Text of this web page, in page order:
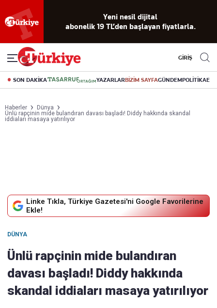
okuma
deneyimi
dijital arşiv
Akıllı haber
asistanı
Eski gazeteleri
indirme
canlı soru
cevap
GİRİŞ
SON DAKİKA YAZARLARBİZİM SAYFAGÜNDEMPOLİTİKA
Haberler
Dünya
Ünlü rapçinin mide bulandıran davası başladı! Diddy hakkında skandal
iddiaları masaya yatırılıyor
Linke Tıkla, Türkiye Gazetesi'ni Google Favorilerine
Ekle!
DÜNYA
Ünlü rapçinin mide bulandıran
davası başladı! Diddy hakkında
skandal iddiaları masaya yatırılıyor